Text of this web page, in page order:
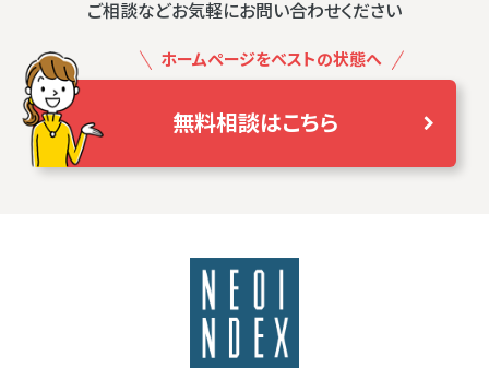
ご相談などお気軽にお問い合わせください
ホームページをベストの状態へ
無料相談はこちら